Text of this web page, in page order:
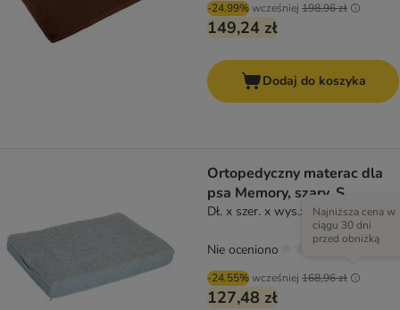
-24.99%wcześniej 198,96 zł
149,24 zł
Dodaj do koszyka
Ortopedyczny materac dla
psa Memory, szary, S
Dł. x szer. x wys.: 72 x 52 x 9 cm
-24.55%wcześniej 168,96 zł
Najniższa cena w
ciągu 30 dni
przed obniżką
127,48 zł
Nie oceniono